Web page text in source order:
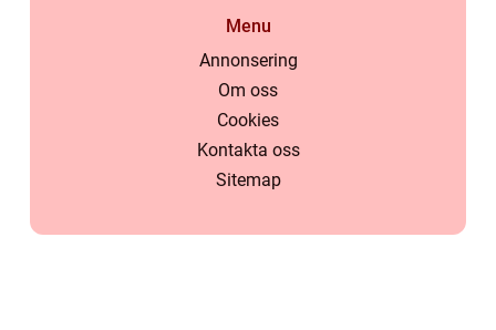
Menu
Annonsering
Om oss
Cookies
Kontakta oss
Sitemap